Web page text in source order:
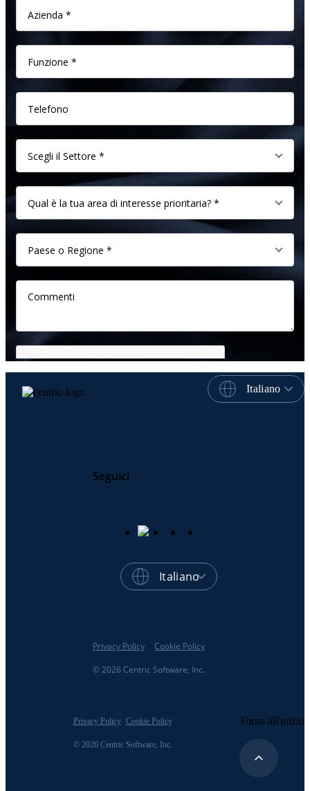
Italiano
Seguici
Italiano
© 2026 Centric Software, Inc.
Privacy Policy Cookie Policy
© 2026 Centric Software, Inc.
Privacy Policy Cookie Policy Torna all'inizio